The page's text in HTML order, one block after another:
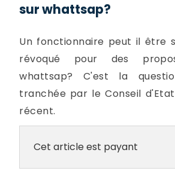
sur whattsap?
Un fonctionnaire peut il être
révoqué pour des
whattsap? C'est la
tranchée par le Conseil
récent.
Cet article est payant